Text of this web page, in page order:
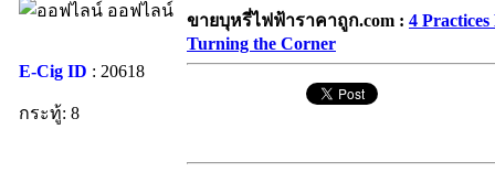
ออฟไลน์
E-Cig ID : 20618
กระทู้: 8
ขายบุหรี่ไฟฟ้าราคาถูก.com : 4
Turning the Corner